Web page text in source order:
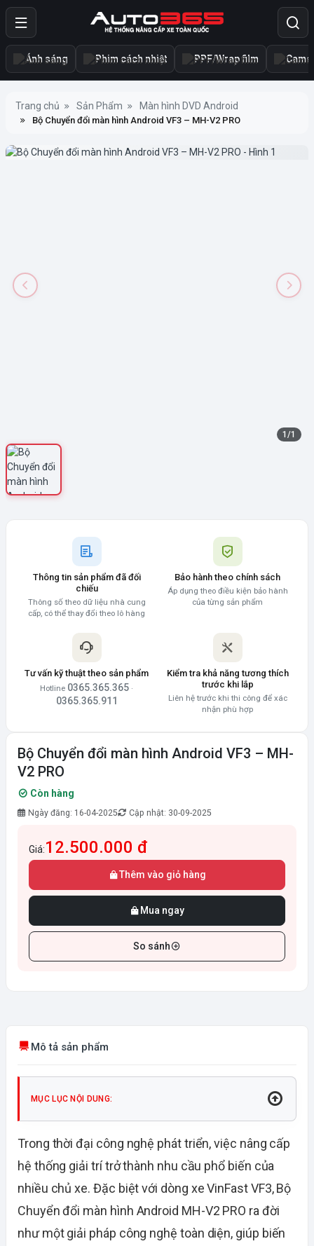
Ánh sáng Phim cách nhiệt PPF/Wrap film
Trang chủ Sản Phẩm Màn hình DVD Android
Bộ Chuyển đổi màn hình Android VF3 – MH-V2 PRO
1 /1
Thông tin sản phẩm đã đối
chiếu
Thông số theo dữ liệu nhà cung
cấp, có thể thay đổi theo lô hàng
Bảo hành theo chính sách
Áp dụng theo điều kiện bảo hành
của từng sản phẩm
Tư vấn kỹ thuật theo sản phẩm
Hotline 0365.365.365 ·
0365.365.911
Kiểm tra khả năng tương thích
trước khi lắp
Liên hệ trước khi thi công để xác
nhận phù hợp
Bộ Chuyển đổi màn hình Android VF3 – MH-
V2 PRO
Còn hàng
Ngày đăng: 16-04-2025 Cập nhật: 30-09-2025
Giá:12.500.000 đ
Thêm vào giỏ hàng
Mua ngay
So sánh
Mô tả sản phẩm
MỤC LỤC NỘI DUNG:
Trong thời đại công nghệ phát triển, việc nâng cấp
hệ thống giải trí trở thành nhu cầu phổ biến của
nhiều chủ xe. Đặc biệt với dòng xe VinFast VF3, Bộ
Chuyển đổi màn hình Android MH-V2 PRO ra đời
như một giải pháp công nghệ toàn diện, giúp biến